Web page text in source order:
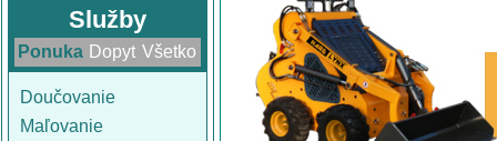
Služby
Ponuka Dopyt Všetko
Doučovanie
Maľovanie